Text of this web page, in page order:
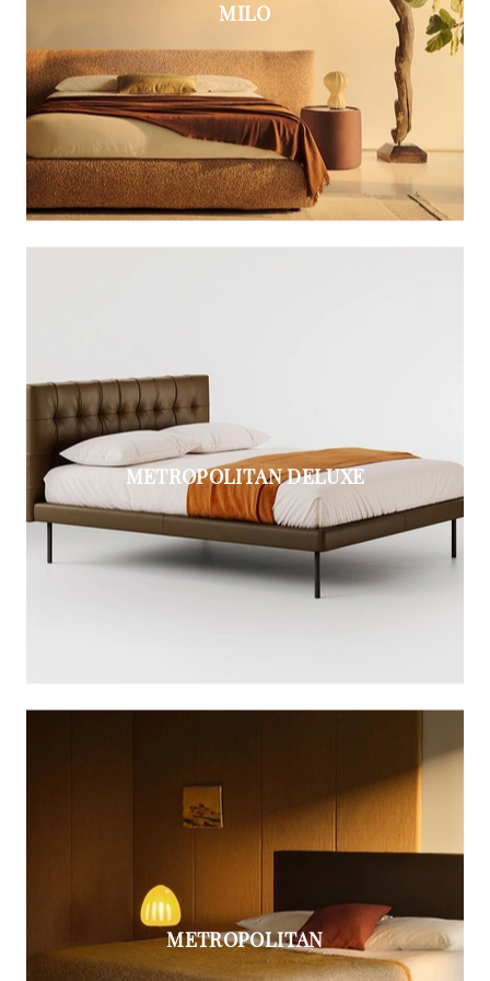
MILO
METROPOLITAN DELUXE
METROPOLITAN